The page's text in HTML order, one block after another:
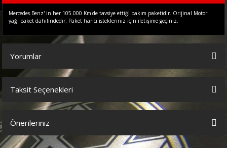
Mercedes Benz' in her 105.000 Km'de tavsiye ettiği bakım paketidir. Orijinal Motor
yağı paket dahilindedir. Paket harici istekleriniz için iletişime geçiniz.
Yorumlar
Bu ürüne ilk yorumu siz yapın!
Taksit Seçenekleri
Önerileriniz
Bu ürünün fiyat bilgisi, resim, ürün açıklamalarında ve diğer